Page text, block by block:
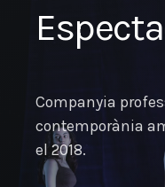
Companyia
contemporània
el 2018.